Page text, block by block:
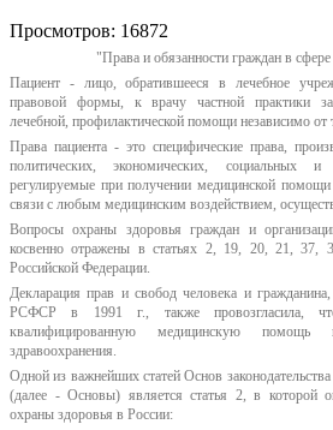
Просмотров: 16872
"Права и обязанности граждан в
Пациент - лицо, обратившееся в лечебное
правовой формы, к врачу частной практики за
лечебной, профилактической помощи независимо от
Права пациента - это специфические права,
политических, экономических, социальных
регулируемые при получении медицинской
связи с любым медицинским воздействием,
Вопросы охраны здоровья граждан и
косвенно отражены в статьях 2, 19, 20, 21, 37,
Российской Федерации.
Декларация прав и свобод человека и
РСФСР в 1991 г., также провозгласила,
квалифицированную медицинскую помощь
здравоохранения.
Одной из важнейших статей Основ
(далее - Основы) является статья 2, в которой
охраны здоровья в России: